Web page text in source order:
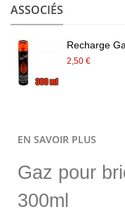
ASSOCIÉS
Recharge
2,50 €
EN SAVOIR PLUS
Gaz pour
300ml